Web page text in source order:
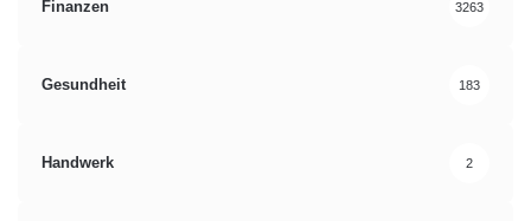
Finanzen 3263
Gesundheit 183
Handwerk 2